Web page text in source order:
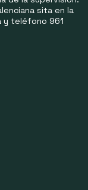
sita en la
y teléfono 961